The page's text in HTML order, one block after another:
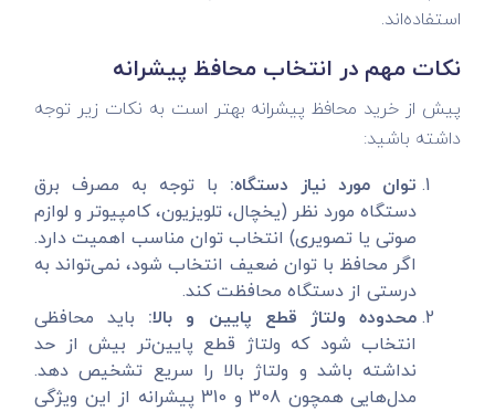
استفاده‌اند.
نکات مهم در انتخاب محافظ پیشرانه
پیش از خرید محافظ پیشرانه بهتر است به نکات زیر توجه
داشته باشید:
توان مورد نیاز دستگاه: با توجه به مصرف برق
دستگاه مورد نظر (یخچال، تلویزیون، کامپیوتر و لوازم
صوتی یا تصویری) انتخاب توان مناسب اهمیت دارد.
اگر محافظ با توان ضعیف انتخاب شود، نمی‌تواند به
درستی از دستگاه محافظت کند.
محدوده ولتاژ قطع پایین و بالا: باید محافظی
انتخاب شود که ولتاژ قطع پایین‌تر بیش از حد
نداشته باشد و ولتاژ بالا را سریع تشخیص دهد.
مدل‌هایی همچون 308 و 310 پیشرانه از این ویژگی